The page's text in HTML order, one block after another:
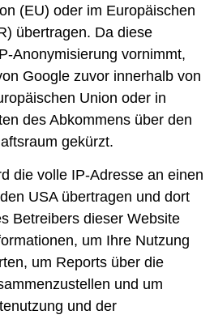
(EU) oder im Europäischen
übertragen. Da diese
Anonymisierung vornimmt,
Google zuvor innerhalb von
Union oder in
des Abkommens über den
gekürzt.
die volle IP-Adresse an einen
USA übertragen und dort
Betreibers dieser Website
um Ihre Nutzung
um Reports über die
und um
und der